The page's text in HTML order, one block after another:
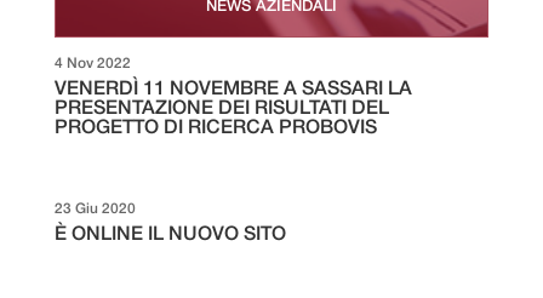
NEWS AZIENDALI
VENERDÌ 11 NOVEMBRE A SASSARI LA
PRESENTAZIONE DEI RISULTATI DEL
PROGETTO DI RICERCA PROBOVIS
4 Nov 2022
È ONLINE IL NUOVO SITO
23 Giu 2020